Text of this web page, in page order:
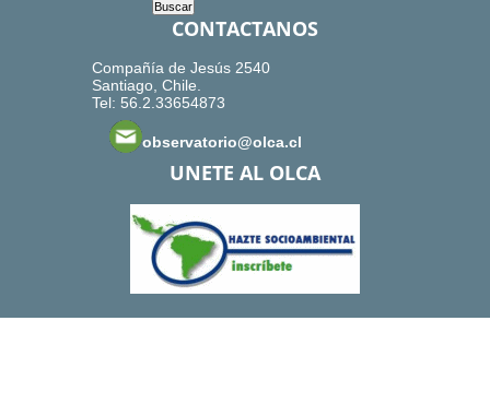
CONTACTANOS
Compañía de Jesús 2540
Santiago, Chile.
Tel: 56.2.33654873
observatorio@olca.cl
UNETE AL OLCA